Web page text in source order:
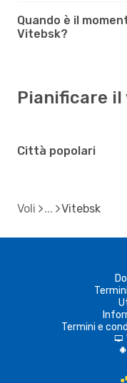
Quando è il
Vitebsk?
Pianificare il
Città popolari
Voli Vitebsk
Termini e
d
A